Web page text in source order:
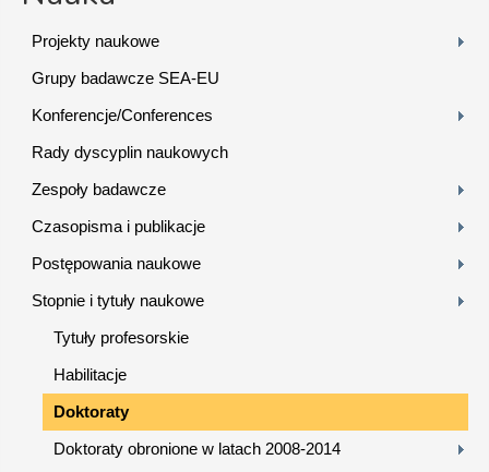
Projekty naukowe
Grupy badawcze SEA-EU
Konferencje/Conferences
Rady dyscyplin naukowych
Zespoły badawcze
Czasopisma i publikacje
Postępowania naukowe
Stopnie i tytuły naukowe
Tytuły profesorskie
Habilitacje
Doktoraty
Doktoraty obronione w latach 2008-2014